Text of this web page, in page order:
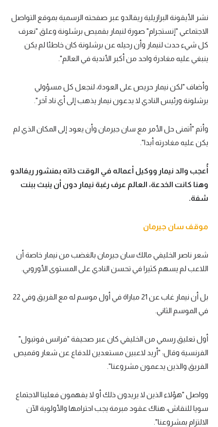
نشر الأيقونة البرازيلية ريفالدو عبر صفحته الرسمية بموقع التواصل
الاجتماعي "إنستجرام" صورة لنيمار بقميص برشلونة وعلق "نعرف
كل شيء حدث لنيمار وأن رحيله عن برشلونة كان خاطئا لم يكن
ينبغي عليه مغادرة واحد من أكبر الأندية في العالم".
وأضاف "لكن نيمار حريص على العودة، لنجعل كل مسؤولي
برشلونة ورئيس النادي لا يدعون نيمار يذهب إلى أي ناد آخر".
وأتم "أتمنى حل الأمر مع سان جيرمان وأن يعود إلى المكان الذي لم
يكن عليه مغادرته أبدا".
أُعجب والد نيمار ووكيل أعماله في الوقت ذاته بمنشور ريفالدو
وهنا كانت الخدعة، العالم عرف رغبة نيمار دون أن ينبث ببنت
شفة.
موقف سان جيرمان
شعر ناصر الخليفي مالك سان جيرمان بالغضب من نيمار خاصة أن
اللاعب لم يسهم كثيرا في تحسن النادي على المستوى الأوروبي.
بل أن نيمار غاب عن 21 مباراة في أول موسم له مع الفريق وفي 22
في الموسم الثاني.
أول تعليق رسمي من الخليفي كان عبر صحيفة "فرانس فوتبول"
الفرنسية وقال: "أريد لاعبين مستعدين للدفاع عن شعار وقميص
الفريق والذين يدعمون مشروعنا".
وواصل "هؤلاء الذين لا يريدون ذلك أو لا يفهمون فعلينا الاجتماع
سويا للنقاش، هناك عقود مبرمة يجب احترامها والأولوية الآن
الالتزام بمشروعنا".